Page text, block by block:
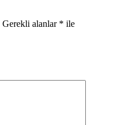
Gerekli alanlar * ile